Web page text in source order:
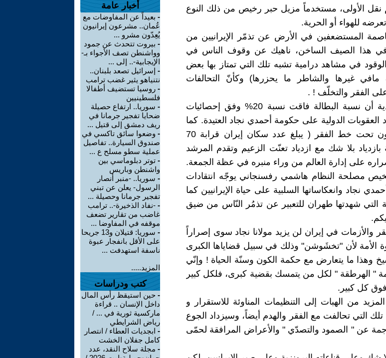
لم نقل الأولى، مستخدماً مزيل حبر رخيص من ذلك النوع
للهواء أو الحرية.
المستضعفين في الأرض عن تذمّر الإيرانيين من
في هذا الصيف الساخن، ناهيك عن وقوف الناس في
في مشاهد درامية تشبه تلك التي تمتاز بها بعض
غيرها والشاطر ما يحزرها) وكأنّ التحالفات
على الفقر والتخلّف ! .
فيما تشير التقارير الاقتصادية أن نسبة البطالة فاقت نسبة 20% وفق إحصائيات
العقوبات الدولية على حكومة أحمدي نجاد العتيدة. كما
أنّ 14 مليون إيراني يعيشون تحت خط الفقر ( يبلغ عدد سكان إيران قرابة 70
بلا شك مع ازدياد تعنّت الزعيم وتقدم المرشد
على إدارة العالم من وراء منبره في عظة الجمعة.
مصلحة النظام هاشمي رفسنجاني يوجّه انتقادات
نجاد وانعكاساتها السلبية على حياة الإيرانيين كما
التي شهدتها طهران للتعبير عن تذمُر النّاس من ضيق
والأزمات في إيران لن يزيد مولانا نجاد سوى إصراراً
الأمة لأن "تخشَوشن" وذلك في سبيل قضاياها الكبرى
وهذا ما يتعارض مع حكمة الكون وسنّة الحياة ! وإنّي
" الهرطقة " لكل من يتمسك بقضية كبرى، فلكل كبير
فوق كل كبير.
من الهبات إلى التنظيمات المناوئة للاستقرار و
تلك التي تحالفت مع الفقر والهدم أيضاً، وسيزداد الجوع
عن " الصمود والتصدّي " والأعراض المرافقة لحمّى
أخبار عامة
- بعيداً عن المفاوضات مع
عُمان.. مشرعون إيرانيون
يُعِدّون مشرو ...
- بيروت تتحدث عن جمود
وواشنطن تصف الأجواء بـ-
الإيجابية-.. إلى ...
- إسرائيل تصعد بلبنان..
نتنياهو يثير غضب ترامب
- روسيا تستضيف أطفالا
فلسطينيين
- سوريا.. ارتفاع حصيلة
ضحايا تفجير جرمانا في
ريف دمشق إلى قتيل ...
- وضعوا سائق تاكسي في
صندوق السيارة.. تفاصيل
عملية سطو مسلح ع ...
- توتر دبلوماسي بين
واشنطن وباريس
- سوريا.. -منبر أنصار
الرسول- يعلن عن تبني
تفجير جرمانا وحصيلة ...
- -نفاد الذخيرة-.. ترامب
غاضب من تقارير تضعف
موقفه في المفاوضا ...
-
سوريا: قتيلان و13 جريحا
على الأقل بانفجار عبوة
ناسفة استهدفت ...
المزيد.....
كتب ودراسات
- حين استيقظ رأس المال
داخل الإنسان .. قراءة
ماركسية ثورية في ... /
رياض الشرايطي
- ابجديات العطاء / انتصار
كامل جفلان الخشت
- مجلة سلاح النقد، عدد